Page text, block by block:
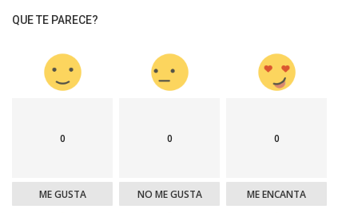
QUE TE PARECE?
0
ME GUSTA
0
NO ME GUSTA
0
ME ENCANTA